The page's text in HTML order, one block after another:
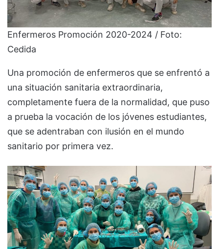
Enfermeros Promoción 2020-2024 / Foto:
Cedida
Una promoción de enfermeros que se enfrentó a
una situación sanitaria extraordinaria,
completamente fuera de la normalidad, que puso
a prueba la vocación de los jóvenes estudiantes,
que se adentraban con ilusión en el mundo
sanitario por primera vez.